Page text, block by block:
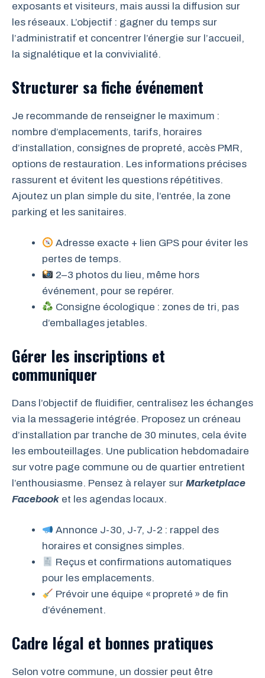
exposants et visiteurs, mais aussi la diffusion sur
les réseaux. L’objectif : gagner du temps sur
l’administratif et concentrer l’énergie sur l’accueil,
la signalétique et la convivialité.
Structurer sa fiche événement
Je recommande de renseigner le maximum :
nombre d’emplacements, tarifs, horaires
d’installation, consignes de propreté, accès PMR,
options de restauration. Les informations précises
rassurent et évitent les questions répétitives.
Ajoutez un plan simple du site, l’entrée, la zone
parking et les sanitaires.
Adresse exacte + lien GPS pour éviter les
pertes de temps.
2–3 photos du lieu, même hors
événement, pour se repérer.
Consigne écologique : zones de tri, pas
d’emballages jetables.
Gérer les inscriptions et
communiquer
Dans l’objectif de fluidifier, centralisez les échanges
via la messagerie intégrée. Proposez un créneau
d’installation par tranche de 30 minutes, cela évite
les embouteillages. Une publication hebdomadaire
sur votre page commune ou de quartier entretient
l’enthousiasme. Pensez à relayer sur Marketplace
Facebook et les agendas locaux.
Annonce J-30, J-7, J-2 : rappel des
horaires et consignes simples.
Reçus et confirmations automatiques
pour les emplacements.
Prévoir une équipe « propreté » de fin
d’événement.
Cadre légal et bonnes pratiques
Selon votre commune, un dossier peut être